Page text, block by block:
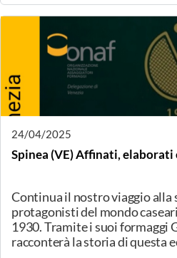
05/05/2025
Bastia Umbra (PG), Da Nord a
Un viaggio-sfida tra i formaggi
Cinque "coppie" di formaggi in
per un solo vincitore!